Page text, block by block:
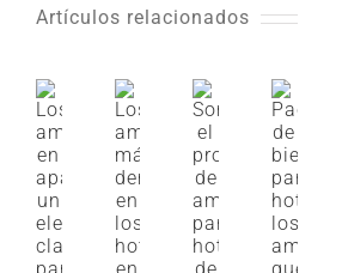
Artículos relacionados